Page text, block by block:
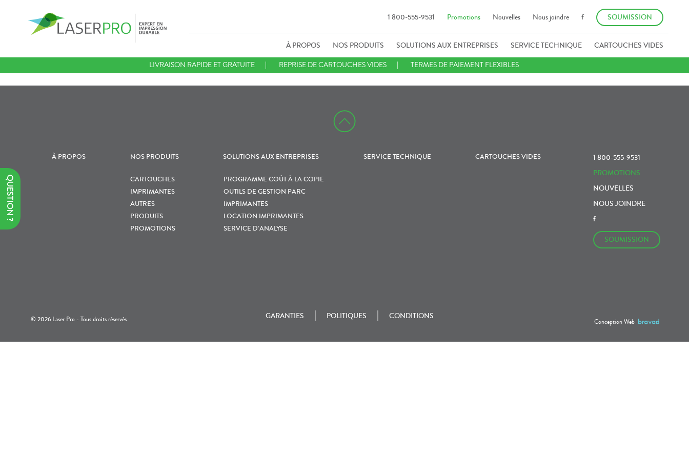
1 800-555-9531 Promotions Nouvelles Nous joindre f SOUMISSION
À PROPOS NOS PRODUITS SOLUTIONS AUX ENTREPRISES SERVICE TECHNIQUE
CARTOUCHES VIDES
LIVRAISON RAPIDE ET GRATUITE
REPRISE DE CARTOUCHES VIDES TERMES DE PAIEMENT FLEXIBLES
QUESTION ?
À PROPOS NOS PRODUITS
CARTOUCHES
IMPRIMANTES
AUTRES
PRODUITS
PROMOTIONS
SOLUTIONS AUX ENTREPRISES
PROGRAMME COÛT À LA COPIE
OUTILS DE GESTION PARC
IMPRIMANTES
LOCATION IMPRIMANTES
SERVICE D’ANALYSE
SERVICE TECHNIQUE CARTOUCHES VIDES
1 800-555-9531
PROMOTIONS
NOUVELLES
NOUS JOINDRE
f
SOUMISSION
© 2026 Laser Pro - Tous droits réservés GARANTIES POLITIQUES CONDITIONS
Conception Web